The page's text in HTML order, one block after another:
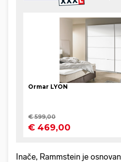
Inače, Rammstein je